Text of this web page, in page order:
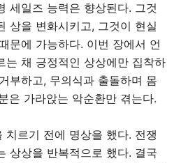
세일즈 능력은 향상된다. 그것
상을 변화시키고, 그것이 현실
문에 가능하다. 이번 장에서 언
는 채 긍정적인 상상에만 집착하
부하고, 무의식과 출돌하며 몸
은 가라앉는 악순환만 겪는다.
치르기 전에 명상을 했다. 전쟁
상상을 반복적으로 했다. 결국